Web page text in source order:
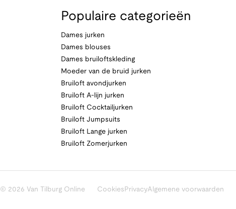
Populaire categorieën
Dames jurken
Dames blouses
Dames bruiloftskleding
Moeder van de bruid jurken
Bruiloft avondjurken
Bruiloft A-lijn jurken
Bruiloft Cocktailjurken
Bruiloft Jumpsuits
Bruiloft Lange jurken
Bruiloft Zomerjurken
© 2026 Van Tilburg Online Cookies PrivacyAlgemene voorwaarden